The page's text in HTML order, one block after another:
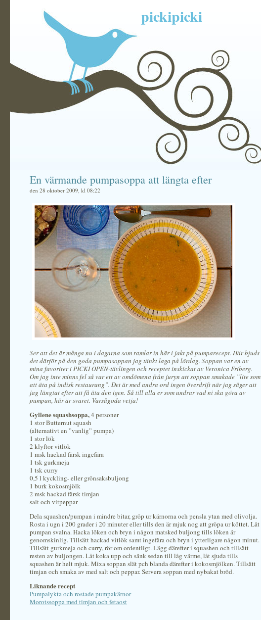
pickipicki
En värmande pumpasoppa att längta efter
den 28 oktober 2009, kl 08:22
Ser att det är många nu i dagarna som ramlar in här i jakt på pumparecept. Här bjuds
det därför på den goda pumpasoppan jag tänkt laga på lördag. Soppan var en av
mina favoriter i PICKI OPEN-tävlingen och receptet inskickat av Veronica Friberg.
Om jag inte minns fel så var ett av omdömena från juryn att soppan smakade ”lite som
att äta på indisk restaurang”. Det är med andra ord ingen överdrift när jag säger att
jag längtat efter att få äta den igen. Så till alla er som undrar vad ni ska göra av
pumpan, här är svaret. Varsågoda vetja!
Gyllene squashsoppa,4 personer
1 stor Butternut squash
(alternativt en ”vanlig” pumpa)
1 stor lök
2 klyftor vitlök
1 msk hackad färsk ingefära
1 tsk gurkmeja
1 tsk curry
0,5 l kyckling- eller grönsaksbuljong
1 burk kokosmjölk
2 msk hackad färsk timjan
salt och vitpeppar
Dela squashen/pumpan i mindre bitar, gröp ur kärnorna och pensla ytan med olivolja.
Rosta i ugn i 200 grader i 20 minuter eller tills den är mjuk nog att gröpa ur köttet. Låt
pumpan svalna. Hacka löken och bryn i någon matsked buljong tills löken är
genomskinlig. Tillsätt hackad vitlök samt ingefära och bryn i ytterligare någon minut.
Tillsätt gurkmeja och curry, rör om ordentligt. Lägg därefter i squashen och tillsätt
resten av buljongen. Låt koka upp och sänk sedan till låg värme, låt sjuda tills
squashen är helt mjuk. Mixa soppan slät pch blanda därefter i kokosmjölken. Tillsätt
timjan och smaka av med salt och peppar. Servera soppan med nybakat bröd.
Liknande recept
Pumpalykta och rostade pumpakärnor
Morotssoppa med timjan och fetaost